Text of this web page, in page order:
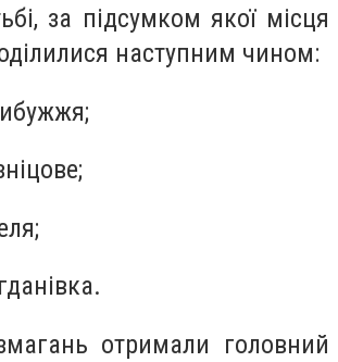
за підсумком якої місця
наступним чином:
отримали головний